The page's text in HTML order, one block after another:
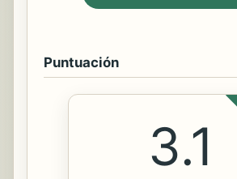
Puntuación
3.1